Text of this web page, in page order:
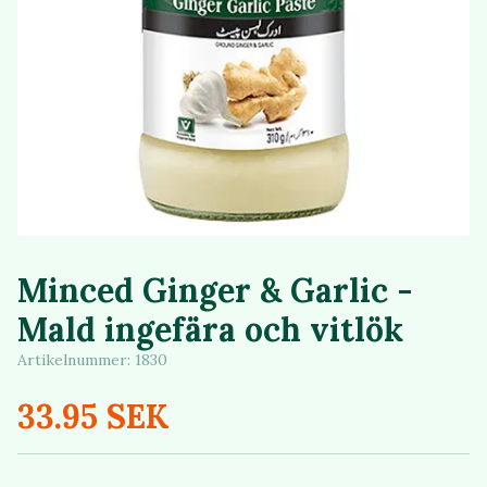
Minced Ginger & Garlic -
Mald ingefära och vitlök
Artikelnummer: 1830
33.95 SEK